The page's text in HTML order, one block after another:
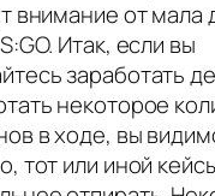
внимание от мала
Итак, если вы
заработать
некоторое
в ходе, вы
тот или иной